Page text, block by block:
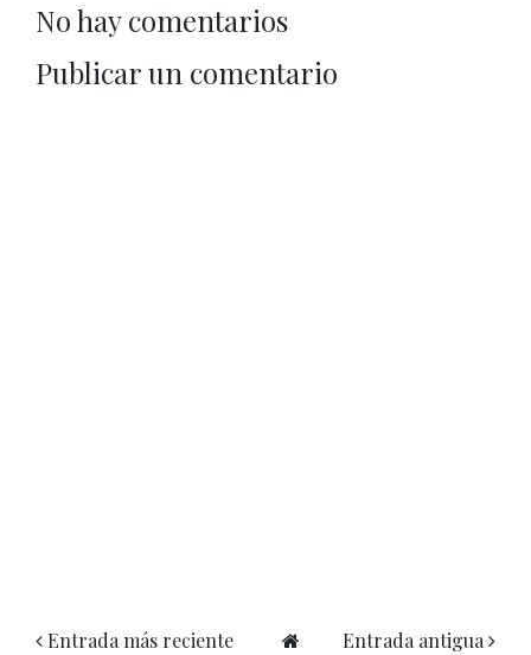
No hay comentarios
Publicar un comentario
Entrada más reciente Entrada antigua